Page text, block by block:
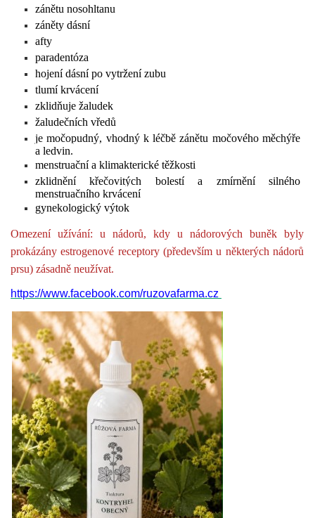
zánětu nosohltanu
záněty dásní
afty
paradentóza
hojení dásní po vytržení zubu
tlumí krvácení
zklidňuje žaludek
žaludečních vředů
je močopudný, vhodný k léčbě zánětu močového měchýře
a ledvin.
menstruační a klimakterické těžkosti
zklidnění křečovitých bolestí a zmírnění silného
menstruačního krvácení
gynekologický výtok
Omezení užívání: u nádorů, kdy u nádorových buněk byly
prokázány estrogenové receptory (především u některých nádorů
prsu) zásadně neužívat.
https://www.facebook.com/ruzovafarma.cz